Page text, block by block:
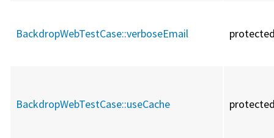
BackdropWebTestCase::verboseEmail
BackdropWebTestCase::useCache